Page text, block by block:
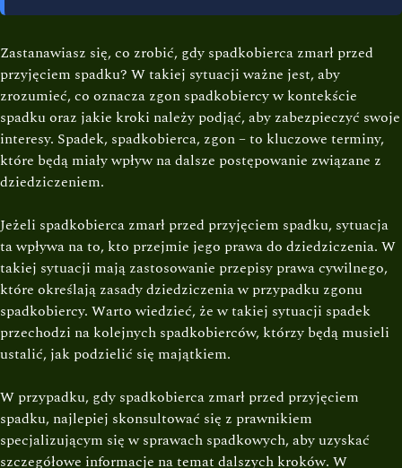
Zastanawiasz się, co zrobić, gdy spadkobierca zmarł przed
przyjęciem spadku? W takiej sytuacji ważne jest, aby
zrozumieć, co oznacza zgon spadkobiercy w kontekście
spadku oraz jakie kroki należy podjąć, aby zabezpieczyć swoje
interesy. Spadek, spadkobierca, zgon – to kluczowe terminy,
które będą miały wpływ na dalsze postępowanie związane z
dziedziczeniem.
Jeżeli spadkobierca zmarł przed przyjęciem spadku, sytuacja
ta wpływa na to, kto przejmie jego prawa do dziedziczenia. W
takiej sytuacji mają zastosowanie przepisy prawa cywilnego,
które określają zasady dziedziczenia w przypadku zgonu
spadkobiercy. Warto wiedzieć, że w takiej sytuacji spadek
przechodzi na kolejnych spadkobierców, którzy będą musieli
ustalić, jak podzielić się majątkiem.
W przypadku, gdy spadkobierca zmarł przed przyjęciem
spadku, najlepiej skonsultować się z prawnikiem
specjalizującym się w sprawach spadkowych, aby uzyskać
szczegółowe informacje na temat dalszych kroków. W